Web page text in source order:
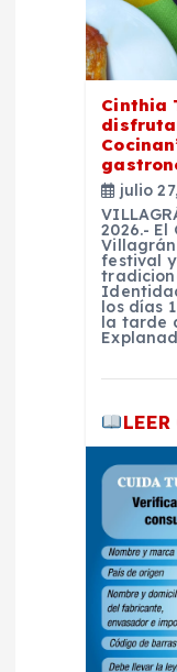
Cinthia
julio
2026.- El
festival
los días
la tarde